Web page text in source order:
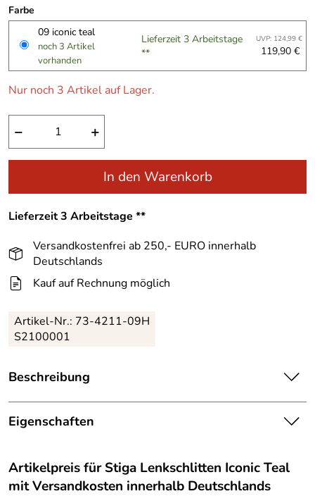
Farbe
09 iconic teal
noch 3 Artikel
vorhanden
Lieferzeit 3 Arbeitstage
**
UVP: 124,99 €
119,90 €
Nur noch 3 Artikel auf Lager.
− +
In den Warenkorb
Lieferzeit 3 Arbeitstage **
Versandkostenfrei ab 250,- EURO innerhalb
Deutschlands
Kauf auf Rechnung möglich
Artikel-Nr.: 73-4211-09H
S2100001
Beschreibung
Der Stiga Lenkschlitten Iconic Teal ist mit einem
Metallrahmen ausgestattet. Perfekt für kleinere Fahrer, ab
Die maximale Belastung liegt bei etwa 80 kg. Kids können
auf dem strukturierten Sitz Platz nehmen und die geraden
Eigenschaften
Gewicht:
etwa 5 kg
Artikelpreis fürStiga Lenkschlitten Iconic Teal
mit Versandkosten innerhalb Deutschlands